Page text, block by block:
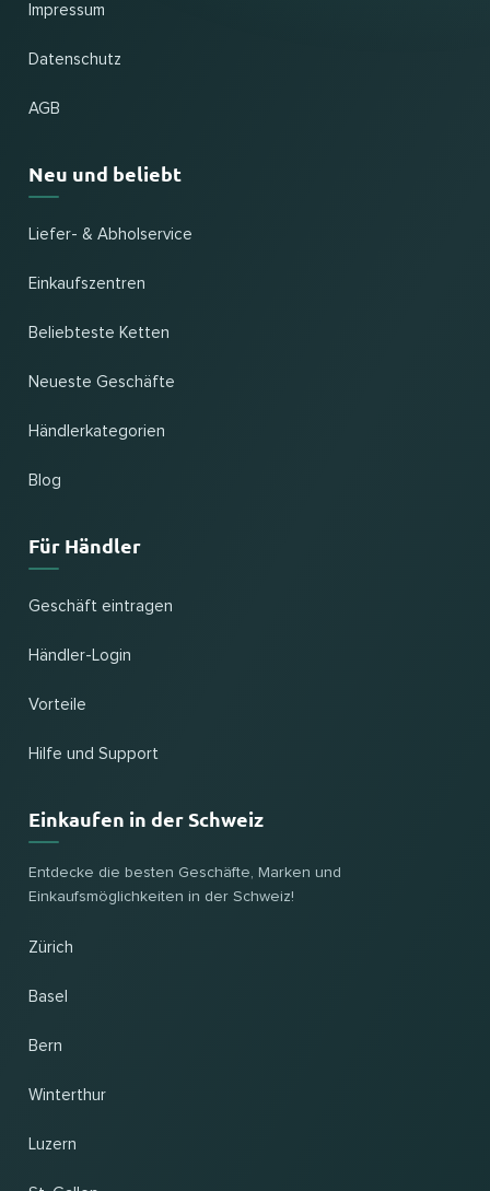
Impressum
Datenschutz
AGB
Neu und beliebt
Liefer- & Abholservice
Einkaufszentren
Beliebteste Ketten
Neueste Geschäfte
Händlerkategorien
Blog
Für Händler
Geschäft eintragen
Händler-Login
Vorteile
Hilfe und Support
Einkaufen in der Schweiz
Entdecke die besten Geschäfte, Marken und
Einkaufsmöglichkeiten in der Schweiz!
Zürich
Basel
Bern
Winterthur
Luzern